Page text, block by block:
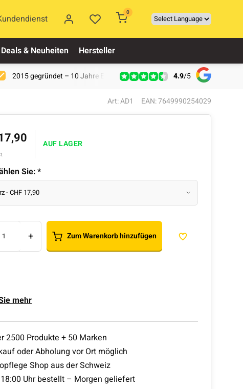
0
Deals & Neuheiten Hersteller
2015 gegründet – 10 Jahre Erfahrung 4.9/5
Art: AD1 EAN: 7649990254029
AUF LAGER
Sie:*
+ Zum Warenkorb hinzufügen
mehr
2500 Produkte + 50 Marken
oder Abholung vor Ort möglich
Shop aus der Schweiz
Uhr bestellt – Morgen geliefert